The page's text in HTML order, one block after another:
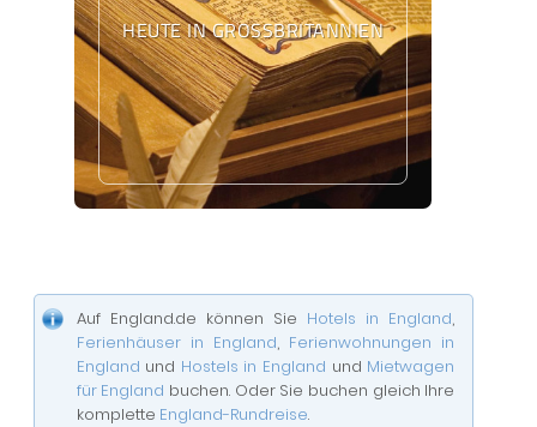
HEUTE IN GROSSBRITANNIEN
Auf England.de können Sie Hotels in England,
Ferienhäuser in England, Ferienwohnungen in
England und Hostels in England und Mietwagen
für England buchen. Oder Sie buchen gleich Ihre
komplette England-Rundreise.